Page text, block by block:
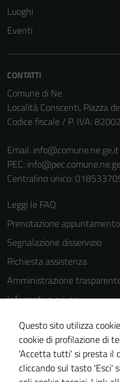
Luoghi
Eventi
CONTATTI
Comune di Ne
Località Conscenti, Piazza
Codice fiscale / P. IVA:
Email: info@comune.ne.ge.it
PEC:
Centralino unico:
Leggi le FAQ
Prenotazione appuntamento
Segnalazione disservizio
Richiesta assistenza
Amministrazione
Informativa privacy
Cookie Policy
Note legali
Dichiarazione di accessibilità
Piano di miglioramento del
Questo sito utilizza
cookie di profilazione di
'Accetta tutti' si presta il
cliccando sul tasto 'Esci'